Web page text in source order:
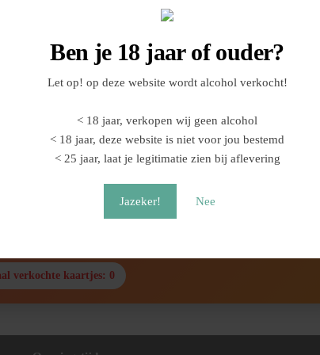
Ben je 18 jaar of ouder?
Let op! op deze website wordt alcohol verkocht!
< 18 jaar, verkopen wij geen alcohol
< 18 jaar, deze website is niet voor jou bestemd
< 25 jaar, laat je legitimatie zien bij aflevering
Jazeker! Nee
van zes verschillende whisky’s: van bekende Schotse distilleerderijen
tot floraal.
en het smaakprofiel.
gezellige avond voor iedereen die van whisky houdt.
te houden. Meld je aan om je plek te reserveren.
verlopen
op
verkochte kaartjes: 0